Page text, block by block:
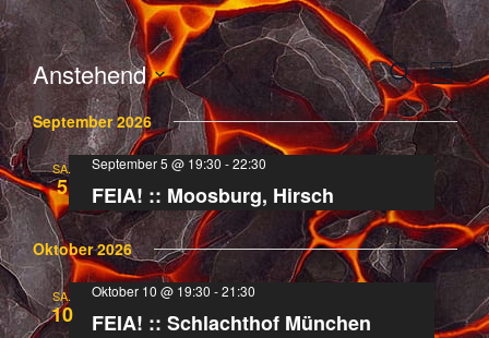
Suche
Ansichten,
Navigation
SUCHELISTE
Anstehend
Datum
wählen.
September 2026
SA.
5
September 5 @ 19:30 -22:30
FEIA! :: Moosburg, Hirsch
Oktober 2026
SA.
10
Oktober 10 @ 19:30 -21:30
FEIA! :: Schlachthof München